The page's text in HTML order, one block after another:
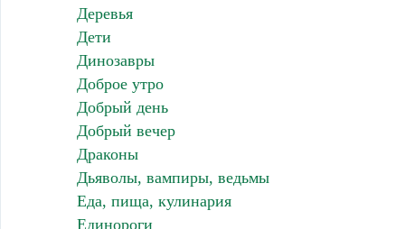
Деревья
Дети
Динозавры
Доброе утро
Добрый день
Добрый вечер
Драконы
Дьяволы, вампиры, ведьмы
Еда, пища, кулинария
Единороги